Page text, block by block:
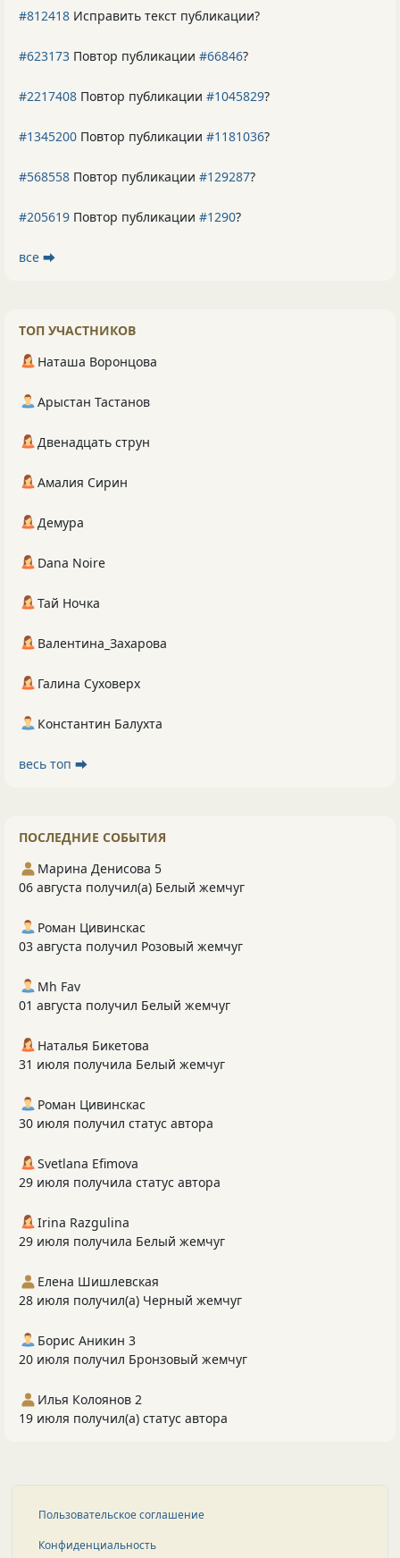
#812418 Исправить текст публикации?
#623173 Повтор публикации #66846?
#2217408 Повтор публикации #1045829?
#1345200 Повтор публикации #1181036?
#568558 Повтор публикации #129287?
#205619 Повтор публикации #1290?
все ⮕
ТОП УЧАСТНИКОВ
Наташа Воронцова
Арыстан Тастанов
Двенадцать струн
Амалия Сирин
Демура
Dana Noire
Тай Ночка
Валентина_Захарова
Галина Суховерх
Константин Балухта
весь топ ⮕
ПОСЛЕДНИЕ СОБЫТИЯ
Марина Денисова 5
06 августа получил(а) Белый жемчуг
Роман Цивинскас
03 августа получил Розовый жемчуг
Mh Fav
01 августа получил Белый жемчуг
Наталья Бикетова
31 июля получила Белый жемчуг
Роман Цивинскас
30 июля получил статус автора
Svetlana Efimova
29 июля получила статус автора
Irina Razgulina
29 июля получила Белый жемчуг
Елена Шишлевская
28 июля получил(а) Черный жемчуг
Борис Аникин 3
20 июля получил Бронзовый жемчуг
Илья Колоянов 2
19 июля получил(а) статус автора
Пользовательское соглашение
Конфиденциальность